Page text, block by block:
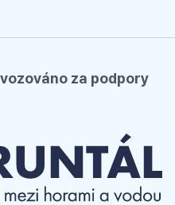
za podpory